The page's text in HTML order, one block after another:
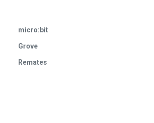
micro:bit
Grove
Remates